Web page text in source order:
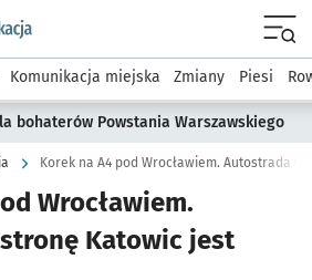
podserwis: Komunikacja
Komunikacja miejska Zmiany Piesi
bohaterów Powstania Warszawskiego
Korek na A4 pod Wrocławiem. Autostrada
Wrocławiem.
Katowic jest